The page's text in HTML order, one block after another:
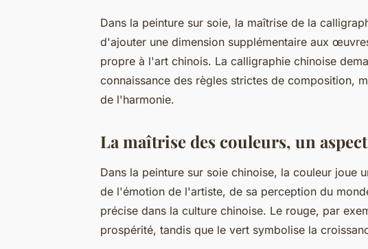
Dans la peinture sur soie, la maîtrise de la
d'ajouter une dimension supplémentaire aux
propre à l'art chinois. La calligraphie chinoise
connaissance des règles strictes de composition,
de l'harmonie.
La maîtrise des couleurs, un
Dans la peinture sur soie chinoise, la couleur joue
de l'émotion de l'artiste, de sa perception du
précise dans la culture chinoise. Le rouge, par
prospérité, tandis que le vert symbolise la